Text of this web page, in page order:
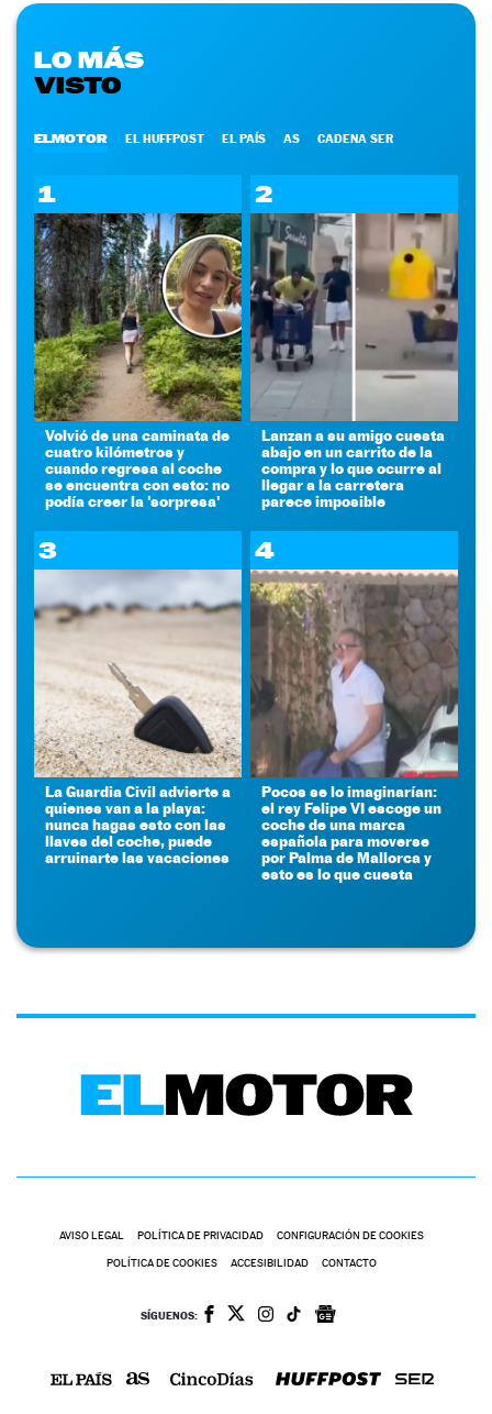
LO MÁS
VISTO
ELMOTOR EL HUFFPOST EL PAÍS AS CADENA SER
1
Volvió de una caminata de
cuatro kilómetros y
cuando regresa al coche
se encuentra con esto: no
podía creer la 'sorpresa'
2
Lanzan a su amigo cuesta
abajo en un carrito de la
compra y lo que ocurre al
llegar a la carretera
parece imposible
3
La Guardia Civil advierte a
quienes van a la playa:
nunca hagas esto con las
llaves del coche, puede
arruinarte las vacaciones
4
Pocos se lo imaginarían:
el rey Felipe VI escoge un
coche de una marca
española para moverse
por Palma de Mallorca y
esto es lo que cuesta
AVISO LEGAL POLÍTICA DE PRIVACIDAD CONFIGURACIÓN DE COOKIES
POLÍTICA DE COOKIES ACCESIBILIDAD CONTACTO
SÍGUENOS: